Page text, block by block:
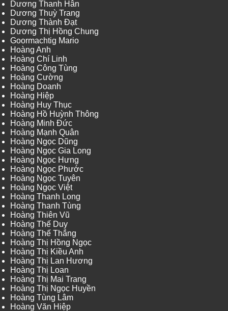
Dương Thanh Hân
Dương Thuỳ Trang
Dương Thành Đạt
Dương Thị Hồng Chung
Goormachtig Mario
Hoàng Anh
Hoàng Chí Linh
Hoàng Công Tùng
Hoàng Cường
Hoàng Doanh
Hoàng Hiệp
Hoàng Huy Thục
Hoàng Hồ Huỳnh Thông
Hoàng Minh Đức
Hoàng Mạnh Quân
Hoàng Ngọc Dũng
Hoàng Ngọc Gia Long
Hoàng Ngọc Hưng
Hoàng Ngọc Phước
Hoàng Ngọc Tuyên
Hoàng Ngọc Việt
Hoàng Thanh Long
Hoàng Thanh Tùng
Hoàng Thiên Vũ
Hoàng Thế Duy
Hoàng Thế Thắng
Hoàng Thị Hồng Ngọc
Hoàng Thị Kiều Anh
Hoàng Thị Lan Hương
Hoàng Thị Loan
Hoàng Thị Mai Trang
Hoàng Thị Ngọc Huyền
Hoàng Tùng Lâm
Hoàng Văn Hiệp